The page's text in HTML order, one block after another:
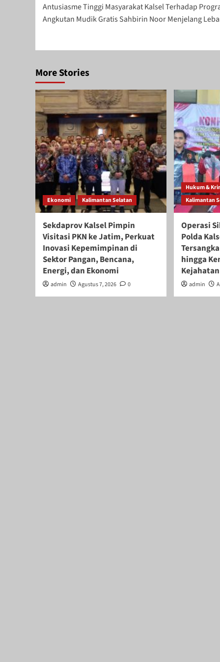
navigation
Antusiasme Tinggi Masyarakat Kalsel Terhadap
Angkutan Mudik Gratis Sahbirin Noor Menjelang
More Stories
Ekonomi Kalimantan Selatan
Sekdaprov Kalsel Pimpin
Visitasi PKN ke Jatim, Perkuat
Inovasi Kepemimpinan di
Sektor Pangan, Bencana,
Energi, dan Ekonomi
admin Agustus 7, 2026 0
Hukum &
Kalimantan
Operasi
Polda
hingga
Kejahatan
admin